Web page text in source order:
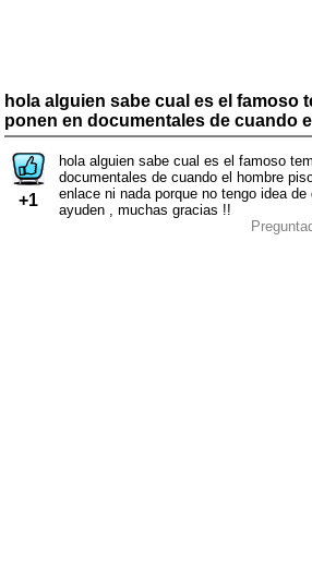
hola alguien sabe cual es el famoso
ponen en documentales de cuando
+1
hola alguien sabe cual es el famoso
documentales de cuando el hombre
enlace ni nada porque no tengo idea
ayuden , muchas gracias !!